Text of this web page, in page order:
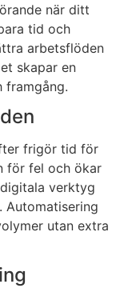
när ditt
tid och
arbetsflöden
skapar en
frigör tid för
för fel och ökar
verktyg
utan extra